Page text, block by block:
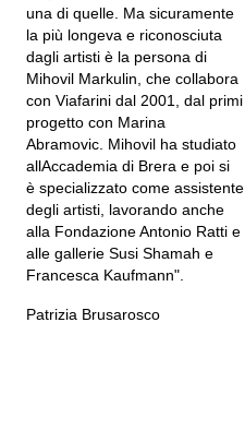
una di quelle. Ma sicuramente
la più longeva e riconosciuta
dagli artisti è la persona di
Mihovil Markulin, che collabora
con Viafarini dal 2001, dal primi
progetto con Marina
Abramovic. Mihovil ha studiato
allAccademia di Brera e poi si
è specializzato come assistente
degli artisti, lavorando anche
alla Fondazione Antonio Ratti e
alle gallerie Susi Shamah e
Francesca Kaufmann".
Patrizia Brusarosco